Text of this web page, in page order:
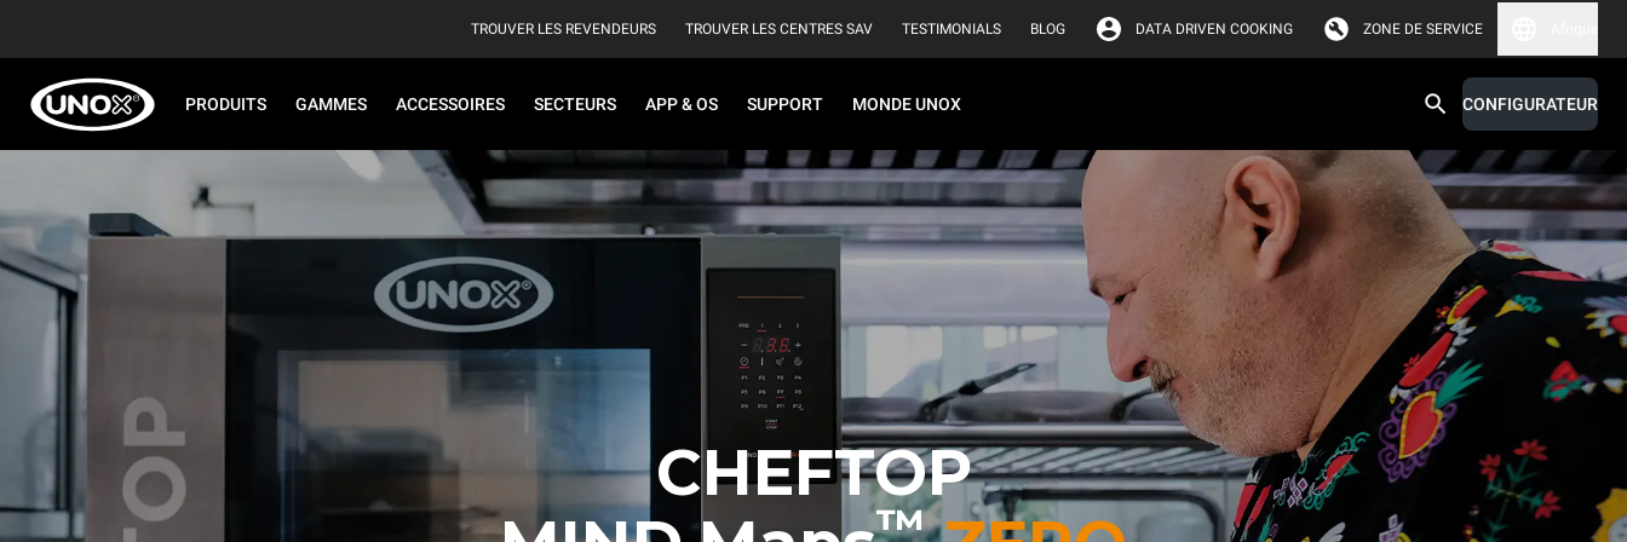
TROUVER LES REVENDEURS TROUVER LES CENTRES SAV TESTIMONIALS BLOG DATA DRIVEN COOKING ZONE DE SERVICE
PRODUITS GAMMES ACCESSOIRES SECTEURS APP & OS SUPPORT MONDE UNOX CONFIGURATEUR
CHEFTOP
™